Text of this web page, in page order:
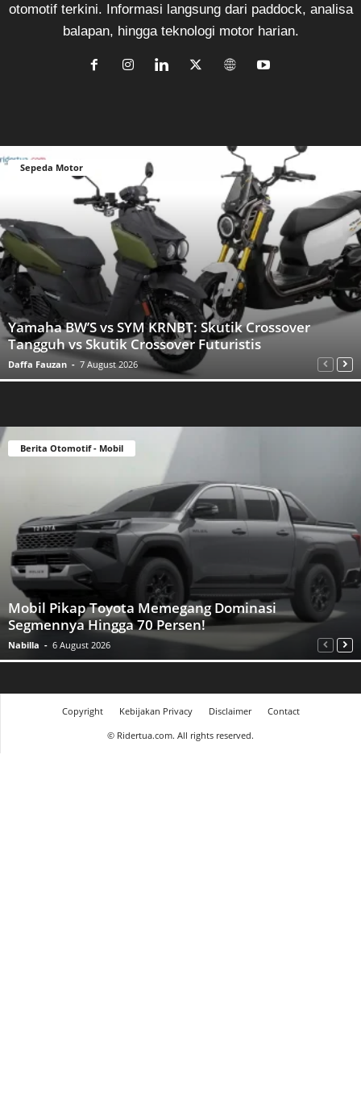
otomotif terkini. Informasi langsung dari paddock, analisa
balapan, hingga teknologi motor harian.
Sepeda Motor
Yamaha BW’S vs SYM KRNBT: Skutik Crossover
Tangguh vs Skutik Crossover Futuristis
Daffa Fauzan - 7 August 2026
Berita Otomotif - Mobil
Mobil Pikap Toyota Memegang Dominasi
Segmennya Hingga 70 Persen!
Nabilla - 6 August 2026
Copyright Kebijakan Privacy Disclaimer
Contact
© Ridertua.com. All rights reserved.